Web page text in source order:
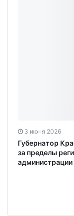
3 июня 2026
Губернатор
за пределы
администрации